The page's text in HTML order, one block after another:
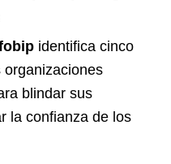
identifica cinco
organizaciones
blindar sus
la confianza de los